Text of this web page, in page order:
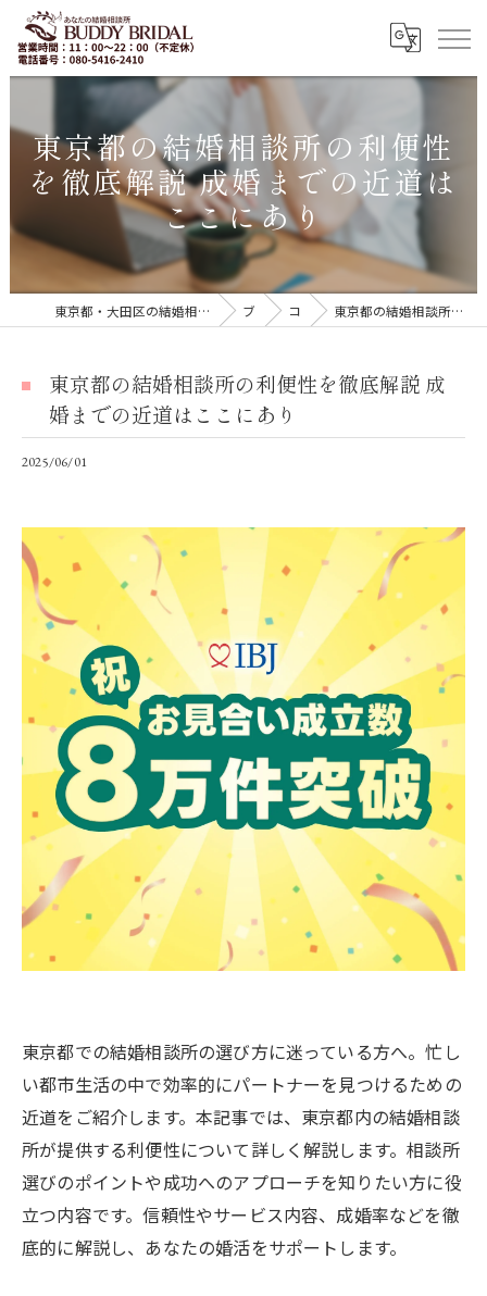
東京都の結婚相談所の利便性
を徹底解説 成婚までの近道は
ここにあり
東京都・大田区の結婚相談所｜再婚・20代30代の婚活なら「BUDDY BRIDAL 東京」 ブログ コラム 東京都の結婚相談所の利便性を徹底解説 成婚までの近道はここにあり
東京都の結婚相談所の利便性を徹底解説 成
婚までの近道はここにあり
2025/06/01
東京都での結婚相談所の選び方に迷っている方へ。忙し
い都市生活の中で効率的にパートナーを見つけるための
近道をご紹介します。本記事では、東京都内の結婚相談
所が提供する利便性について詳しく解説します。相談所
選びのポイントや成功へのアプローチを知りたい方に役
立つ内容です。信頼性やサービス内容、成婚率などを徹
底的に解説し、あなたの婚活をサポートします。